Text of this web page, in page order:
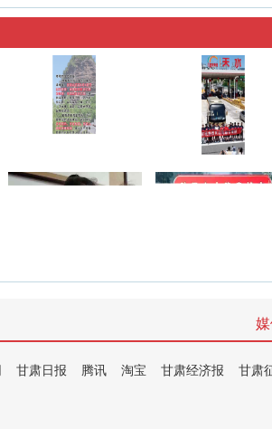
甘肃日报 腾讯 淘宝 甘肃经济报 甘肃